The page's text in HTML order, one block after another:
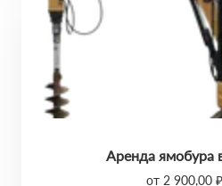
Аренда ямобура
от 2 900,00